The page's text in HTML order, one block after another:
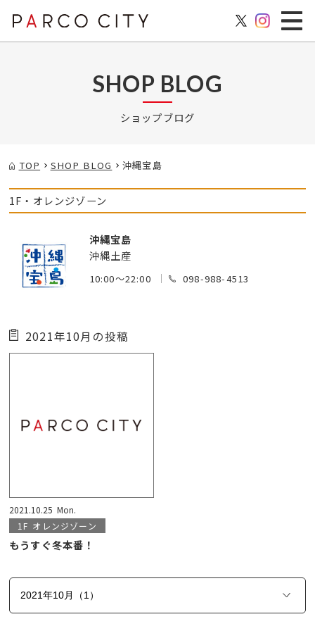
SHOP BLOG
ショップブログ
TOP SHOP BLOG 沖縄宝島
1F・オレンジゾーン
沖縄宝島
沖縄土産
10:00～22:00 098-988-4513
2021年10月の投稿
2021.10.25 Mon.
1F オレンジゾーン
もうすぐ冬本番！